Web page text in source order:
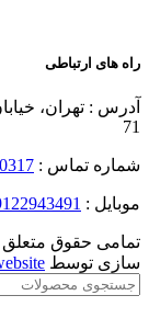
راه های ارتباطی
آدرس : تهران،
71
شماره تماس :
موبایل :
تمامی حقوق متعلق
سازی توسط